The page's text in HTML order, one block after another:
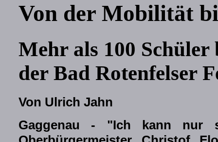
Von der Mobilität
Mehr als 100
der Bad Rotenfelser
Von Ulrich Jahn
Gaggenau - "Ich kann nur